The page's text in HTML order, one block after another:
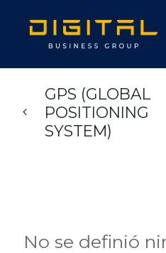
GPS (GLOBAL
POSITIONING
SYSTEM)
No se definió